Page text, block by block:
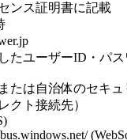
ンス証明書に記載
たユーザーID・パ
たは自治体のセキ
クト接続先）